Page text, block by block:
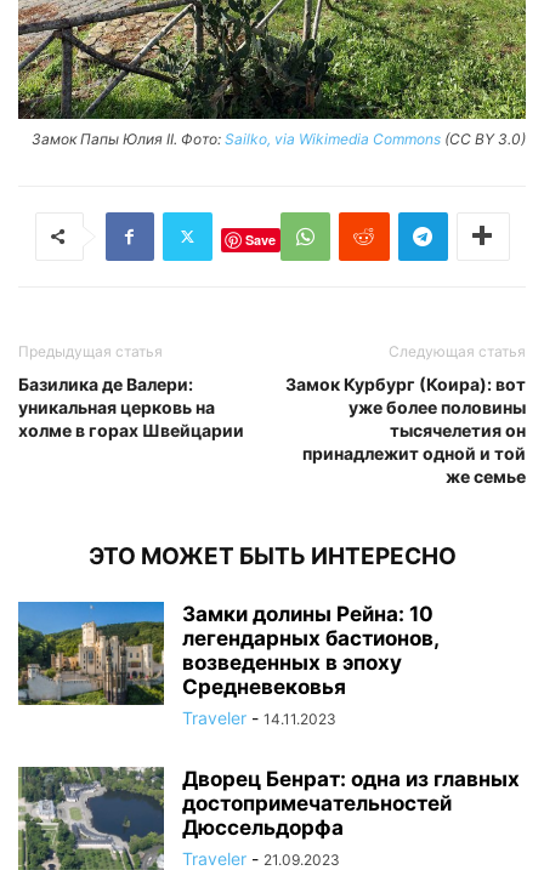
Замок Папы Юлия II. Фото: Sailko, via Wikimedia Commons (CC BY 3.0)
Save
Предыдущая статья
Базилика де Валери:
уникальная церковь на
холме в горах Швейцарии
Следующая статья
Замок Курбург (Коира): вот
уже более половины
тысячелетия он
принадлежит одной и той
же семье
ЭТО МОЖЕТ БЫТЬ ИНТЕРЕСНО
Замки долины Рейна: 10
легендарных бастионов,
возведенных в эпоху
Средневековья
Traveler - 14.11.2023
Дворец Бенрат: одна из главных
достопримечательностей
Дюссельдорфа
Traveler - 21.09.2023